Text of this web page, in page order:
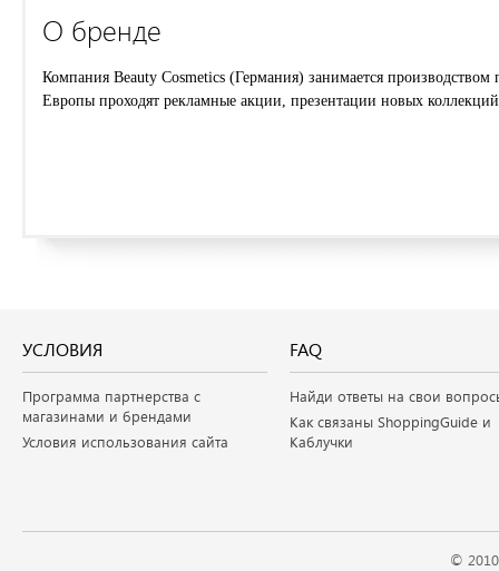
О бренде
Компания Beauty Cosmetics (Германия) занимается
Европы проходят рекламные акции, презентации новых
УСЛОВИЯ
Программа партнерства с
магазинами и брендами
Условия использования сайта
FAQ
Найди ответы на свои
Как связаны ShoppingGuide и
Каблучки
©